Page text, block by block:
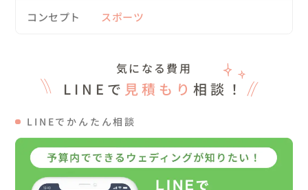
た」というエピソードをお聞きしたので、ダンスシーンも
取り入れる構成に。
た💃🕺✨️）
・岡山のスポットの紹介シーン
おふたりの母校や、思い出の場所で撮影した映像を準備し
ていただきました。
コンセプト スポーツ
気になる費用
LINEで 見積もり 相談！
LINEでかんたん相談